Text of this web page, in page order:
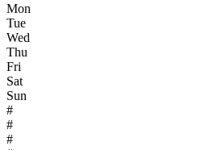
Mon
Tue
Wed
Thu
Fri
Sat
Sun
#
#
#